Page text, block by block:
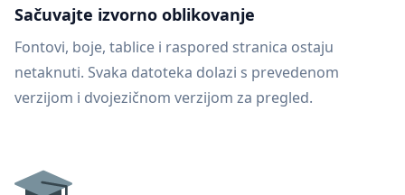
Sačuvajte izvorno oblikovanje
Fontovi, boje, tablice i raspored stranica ostaju
netaknuti. Svaka datoteka dolazi s prevedenom
verzijom i dvojezičnom verzijom za pregled.